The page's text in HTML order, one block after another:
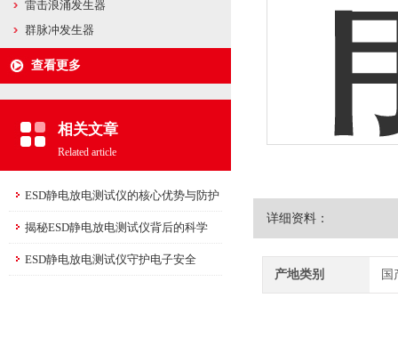
雷击浪涌发生器
群脉冲发生器
查看更多
相关文章
Related article
ESD静电放电测试仪的核心优势与防护
意义揭秘ESD静电放电测试仪背后的科学
ESD静电放电测试仪守护电子安全
详细资料：
产地类别 国